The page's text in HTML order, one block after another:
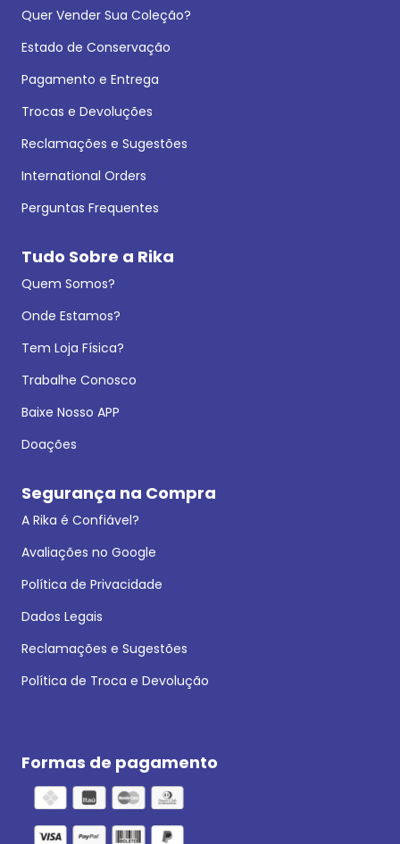
Quer Vender Sua Coleção?
Estado de Conservação
Pagamento e Entrega
Trocas e Devoluções
Reclamações e Sugestões
International Orders
Perguntas Frequentes
Tudo Sobre a Rika
Quem Somos?
Onde Estamos?
Tem Loja Física?
Trabalhe Conosco
Baixe Nosso APP
Doações
Segurança na Compra
A Rika é Confiável?
Avaliações no Google
Política de Privacidade
Dados Legais
Reclamações e Sugestões
Política de Troca e Devolução
Formas de pagamento